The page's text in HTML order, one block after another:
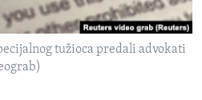
tužioca predali advokati